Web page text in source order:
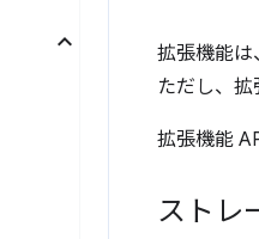
拡張機能は
ただし、拡
拡張機能
ストレ